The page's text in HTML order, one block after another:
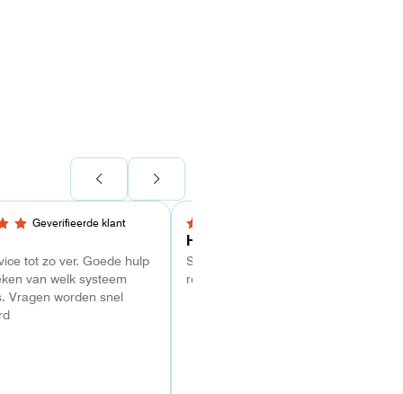
Geverifieerde klant
sterren
tot zo ver. Goede hulp
van welk systeem
Vragen worden snel
4 van 5 sterren
Hans Kollenbrander
Snelle levering en goede snelle
respons bij installatie.